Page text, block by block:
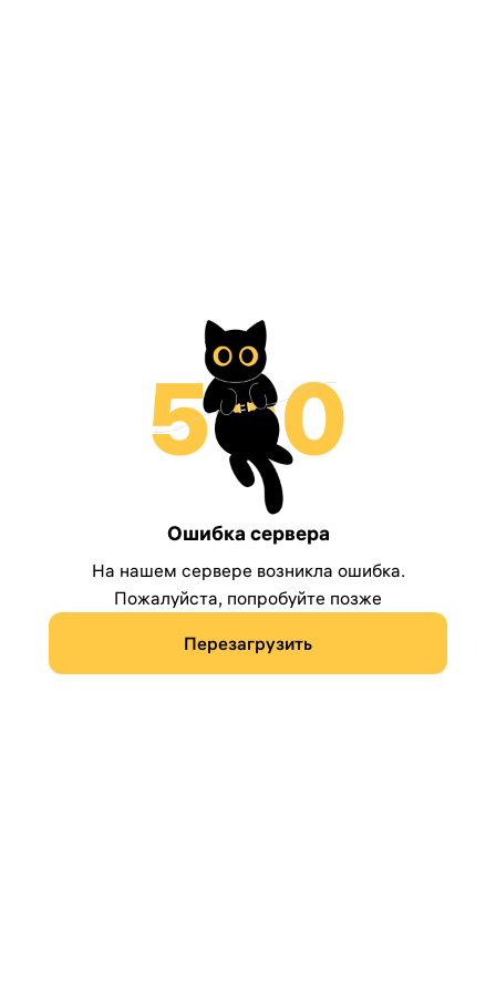
Ошибка сервера
На нашем сервере возникла ошибка.
Пожалуйста, попробуйте позже
Перезагрузить